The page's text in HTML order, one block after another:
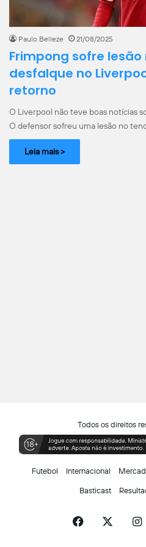
Paulo Belleze 21/08/2025
Frimpong sofre
desfalque no
retorno
O Liverpool não teve boas notícias
O defensor sofreu uma lesão no
Leia mais >
Todos os direitos
Futebol Internacional
Basticast
Facebook